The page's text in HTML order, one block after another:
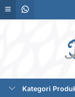
Kategori